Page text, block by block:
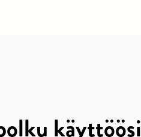
käyttöösi